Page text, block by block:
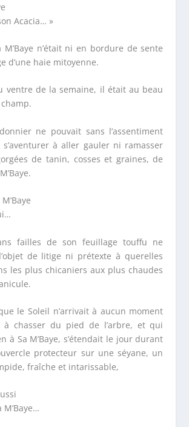
Acacia… »
M’Baye n’était ni en bordure de sente
d’une haie mitoyenne.
ventre de la semaine, il était au beau
ne pouvait sans l’assentiment
s’aventurer à aller gauler ni ramasser
de tanin, cosses et graines, de
failles de son feuillage touffu ne
de litige ni prétexte à querelles
les plus chicaniers aux plus chaudes
le Soleil n’arrivait à aucun moment
à chasser du pied de l’arbre, et qui
à Sa M’Baye, s’étendait le jour durant
protecteur sur une séyane, un
fraîche et intarissable,